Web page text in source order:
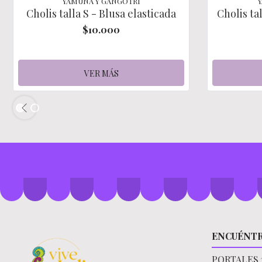
Cholis talla S - Blusa elasticada
$10.000
VER MÁS
Cholis